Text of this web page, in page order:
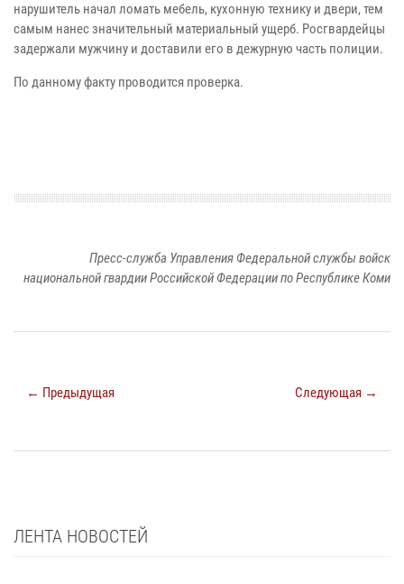
нарушитель начал ломать мебель, кухонную технику и двери, тем
самым нанес значительный материальный ущерб. Росгвардейцы
задержали мужчину и доставили его в дежурную часть полиции.
По данному факту проводится проверка.
Пресс-служба Управления Федеральной службы войск
национальной гвардии Российской Федерации по Республике Коми
← Предыдущая Следующая →
ЛЕНТА НОВОСТЕЙ